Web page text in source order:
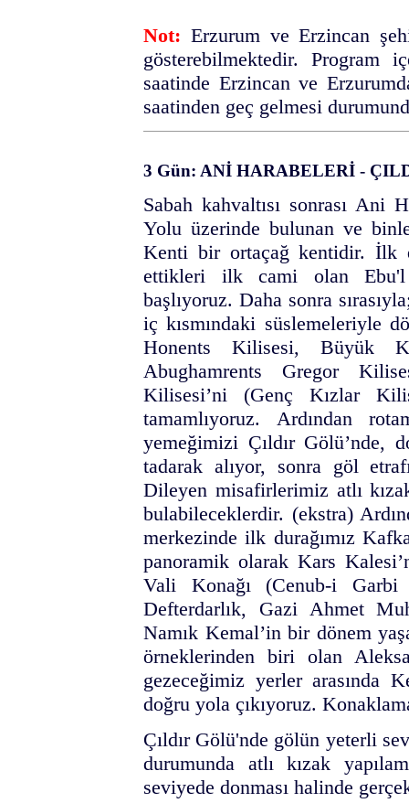
Not: Erzurum ve Erzincan
gösterebilmektedir. Program
saatinde Erzincan ve
saatinden geç gelmesi
3 Gün: ANİ HARABELERİ -
Sabah kahvaltısı sonrası Ani
Yolu üzerinde bulunan ve
Kenti bir ortaçağ kentidir. İlk
ettikleri ilk cami olan Ebu'l
başlıyoruz. Daha sonra
iç kısmındaki süslemeleriyle
Honents Kilisesi, Büyük
Abughamrents Gregor
Kilisesi’ni (Genç Kızlar
tamamlıyoruz. Ardından
yemeğimizi Çıldır Gölü’nde,
tadarak alıyor, sonra göl
Dileyen misafirlerimiz atlı
bulabileceklerdir. (ekstra)
merkezinde ilk durağımız
panoramik olarak Kars
Vali Konağı (Cenub-i Garbi
Defterdarlık, Gazi Ahmet
Namık Kemal’in bir dönem
örneklerinden biri olan
gezeceğimiz yerler arasında
doğru yola çıkıyoruz.
Çıldır Gölü'nde gölün yeterli
durumunda atlı kızak
seviyede donması halinde